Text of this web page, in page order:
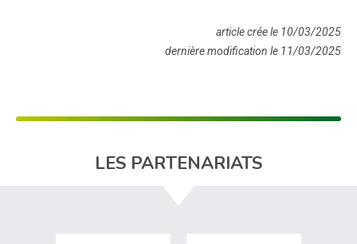
article crée le 10/03/2025
dernière modification le 11/03/2025
LES PARTENARIATS